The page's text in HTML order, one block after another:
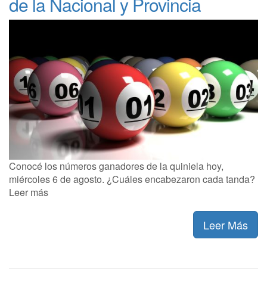
Conocé los números ganadores de la quiniela hoy,
miércoles 6 de agosto. ¿Cuáles encabezaron cada tanda?
Leer más
Leer Más